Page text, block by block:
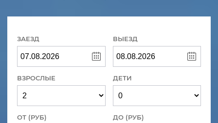
ЗАЕЗД ВЫЕЗД
ВЗРОСЛЫЕ ДЕТИ
ОТ (РУБ) ДО (РУБ)